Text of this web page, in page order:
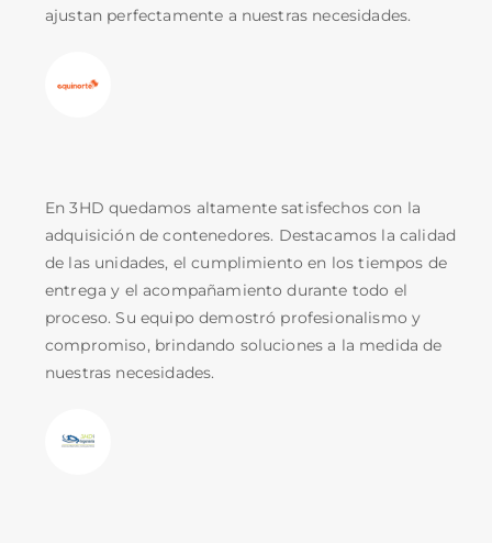
ajustan perfectamente a nuestras necesidades.
En 3HD quedamos altamente satisfechos con la
adquisición de contenedores. Destacamos la calidad
de las unidades, el cumplimiento en los tiempos de
entrega y el acompañamiento durante todo el
proceso. Su equipo demostró profesionalismo y
compromiso, brindando soluciones a la medida de
nuestras necesidades.